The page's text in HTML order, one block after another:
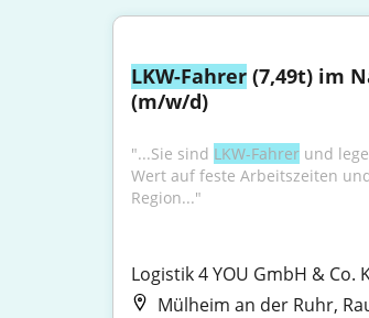
LKW-Fahrer (7,49t) im
(m/w/d)
"...Sie sind LKW-Fahrer und
Wert auf feste Arbeitszeiten
Region..."
Logistik 4 YOU GmbH & Co.
Mülheim an der Ruhr,